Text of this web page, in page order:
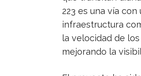
223 es una vía
infraestructura
la velocidad de
mejorando la